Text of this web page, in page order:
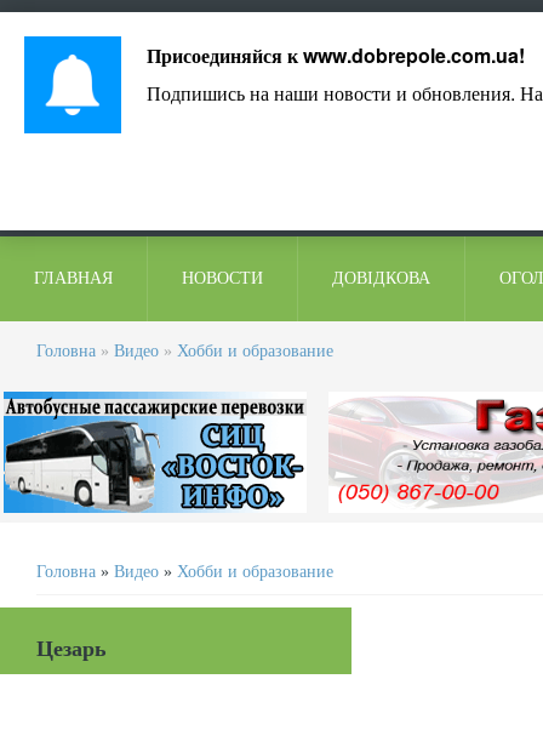
ГЛАВНАЯ НОВОСТИ ДОВІДКОВА
Головна » Видео » Хобби и образование
Головна » Видео » Хобби и образование
Цезарь
Присоединяйся кwww.dobrepole.com.ua!
Подпишись на наши новости и обновления.